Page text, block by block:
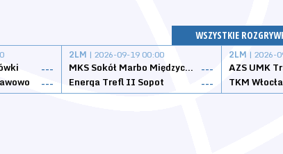
WSZYSTKIE
---
---
2LM | 2026-09-19 00:00
MKS Sokół Marbo Międzychód ---
Energa Trefl II Sopot
---
2LM | 2026-
AZS UMK
TKM